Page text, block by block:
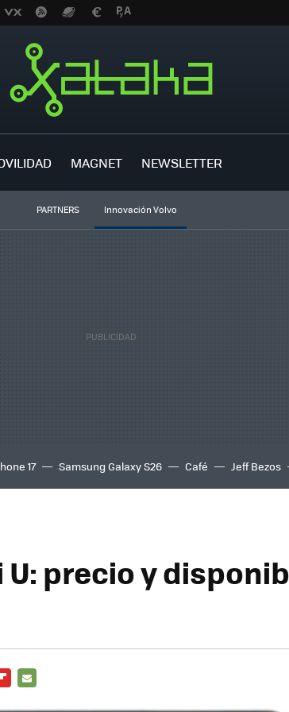
MAGNET NEWSLETTER
PARTNERS Innovación Volvo
17 Samsung Galaxy S26 Café Jeff Bezos
precio y